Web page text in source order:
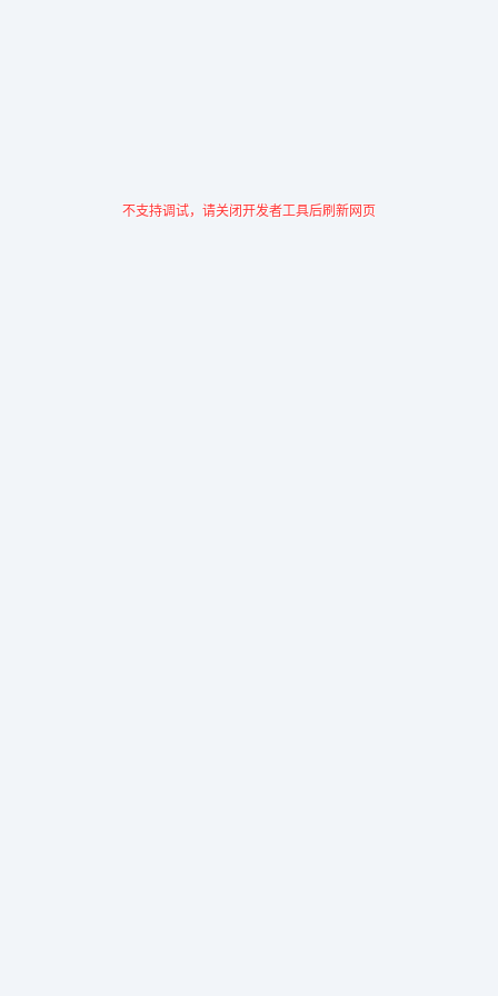
不支持调试，请关闭开发者工具后刷新网页